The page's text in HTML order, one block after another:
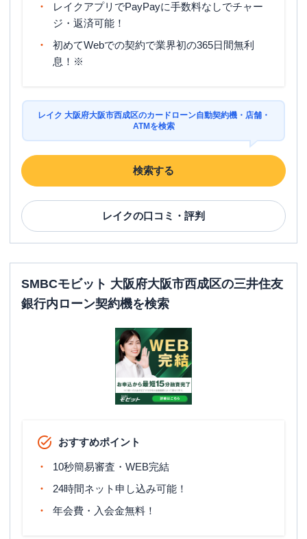
レイクアプリでPayPayに手数料なしでチャー
ジ・返済可能！
初めてWebでの契約で業界初の365日間無利
息！※
レイク 大阪府大阪市西成区のカードローン自動契約機・店舗・
ATMを検索
検索する
レイクの口コミ・評判
SMBCモビット 大阪府大阪市西成区の三井住友
銀行内ローン契約機を検索
おすすめポイント
10秒簡易審査・WEB完結
24時間ネット申し込み可能！
年会費・入会金無料！